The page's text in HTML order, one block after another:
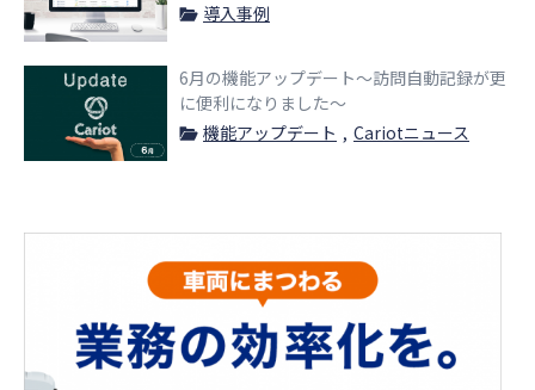
導入事例
6月の機能アップデート〜訪問自動記録が更
に便利になりました〜
機能アップデート
Cariotニュース